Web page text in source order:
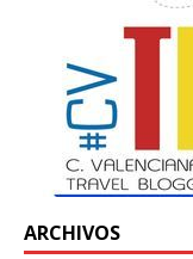
ARCHIVOS